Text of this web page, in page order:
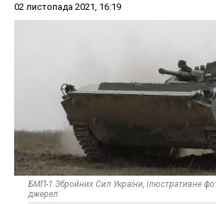
02 листопада 2021, 16:19
БМП-1 Збройних Сил України, ілюстративне
джерел